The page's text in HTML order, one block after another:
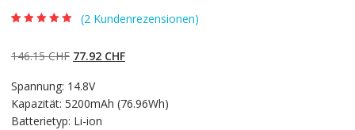
basierend auf
Kundenbewertun
(2 Kundenrezensionen)
146.15CHF Ursprünglicher
war:
146.15 CHF
77.92 CHFAktueller
77.92 CHF.
Spannung: 14.8V
Kapazität: 5200mAh (76.96Wh)
Batterietyp: Li-ion